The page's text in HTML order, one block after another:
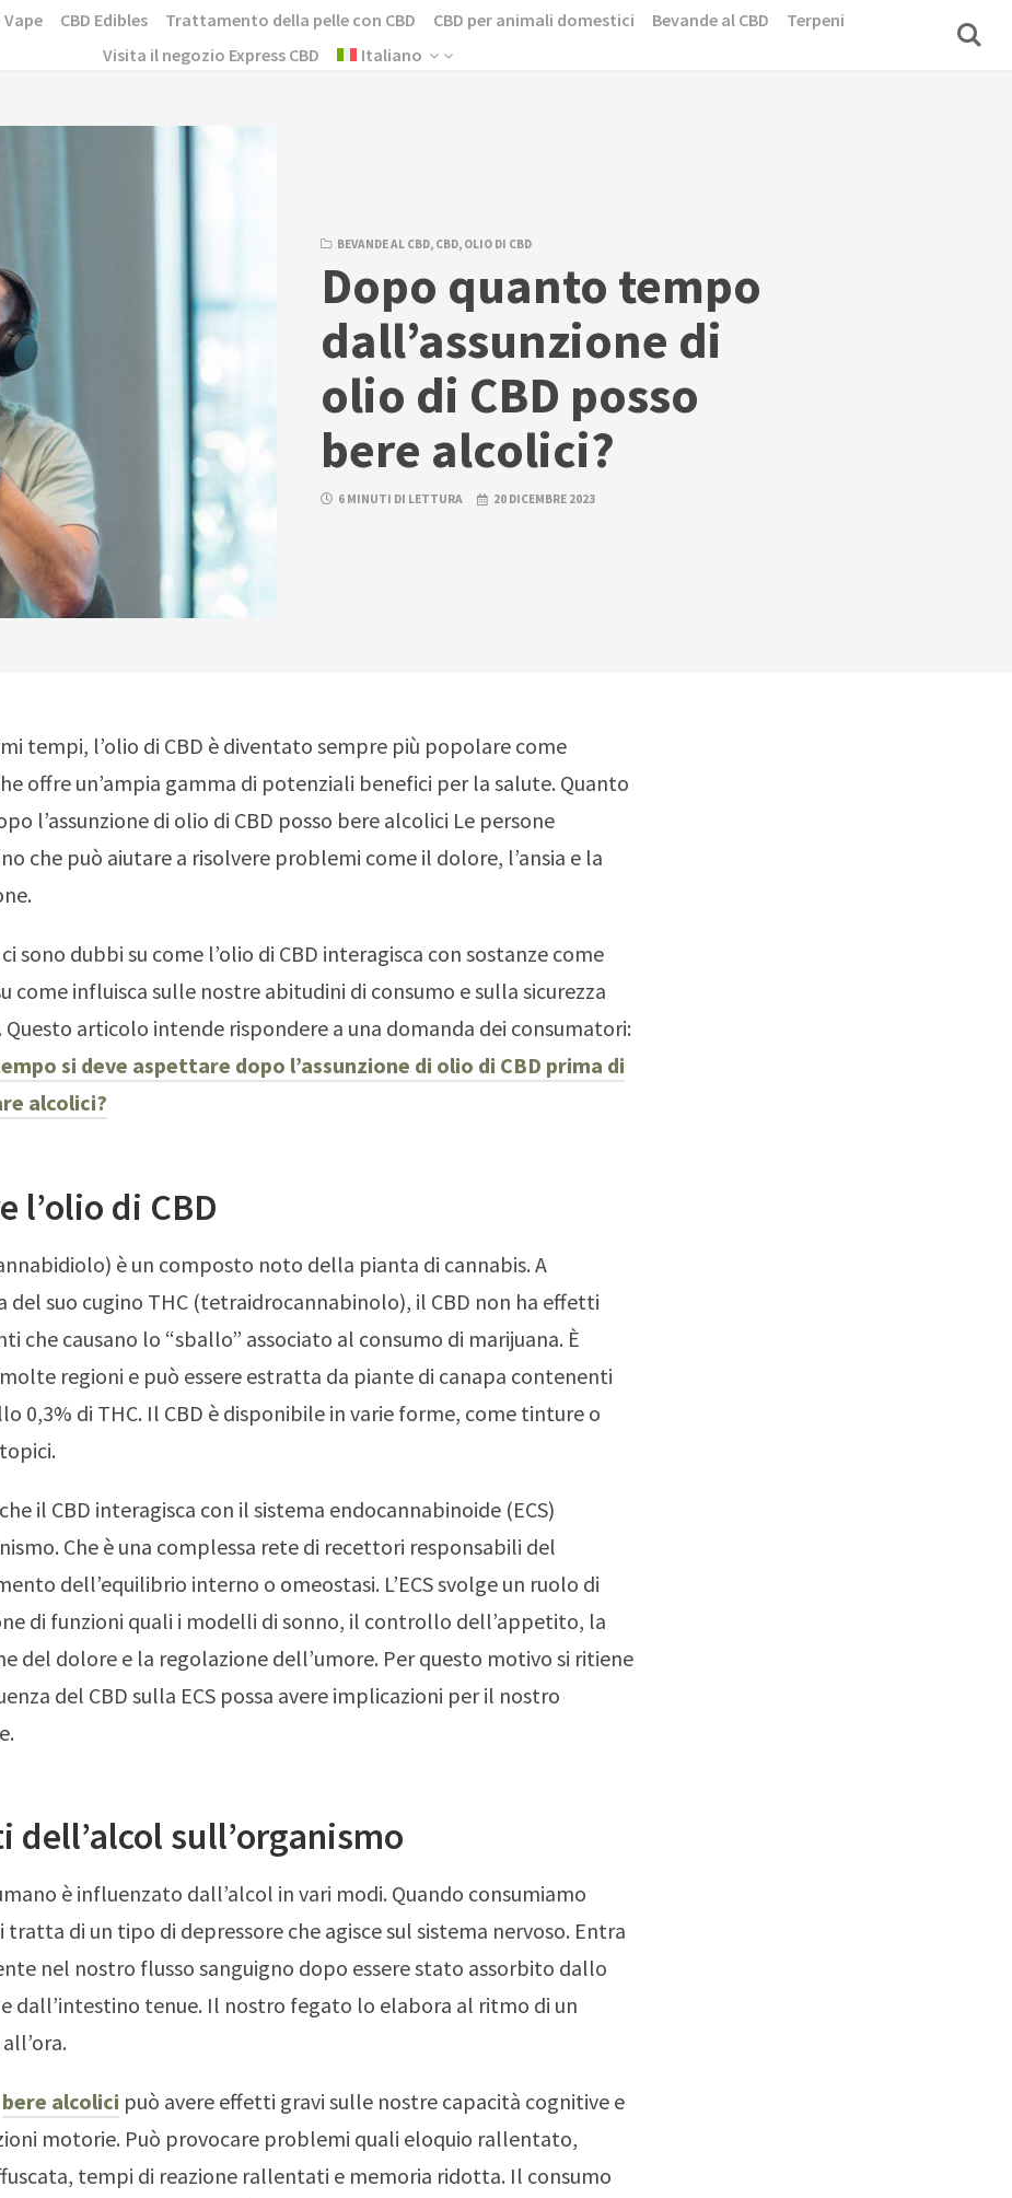
Vape CBD Edibles Trattamento della pelle con CBD CBD per animali domestici Bevande al CBD
Terpeni
Visita il negozio Express CBD
Italiano
BEVANDE AL CBD, CBD, OLIO DI CBD
Dopo quanto tempo
dall’assunzione di
olio di CBD posso
bere alcolici?
6 MINUTI DI LETTURA 20 DICEMBRE 2023
tempi, l’olio di CBD è diventato sempre più popolare come
offre un’ampia gamma di potenziali benefici per la salute. Quanto
l’assunzione di olio di CBD posso bere alcolici Le persone
che può aiutare a risolvere problemi come il dolore, l’ansia e la
sono dubbi su come l’olio di CBD interagisca con sostanze come
come influisca sulle nostre abitudini di consumo e sulla sicurezza
Questo articolo intende rispondere a una domanda dei consumatori:
si deve aspettare dopo l’assunzione di olio di CBD prima di
alcolici?
l’olio di CBD
è un composto noto della pianta di cannabis. A
del suo cugino THC (tetraidrocannabinolo), il CBD non ha effetti
che causano lo “sballo” associato al consumo di marijuana. È
regioni e può essere estratta da piante di canapa contenenti
0,3% di THC. Il CBD è disponibile in varie forme, come tinture o
il CBD interagisca con il sistema endocannabinoide (ECS)
Che è una complessa rete di recettori responsabili del
dell’equilibrio interno o omeostasi. L’ECS svolge un ruolo di
di funzioni quali i modelli di sonno, il controllo dell’appetito, la
del dolore e la regolazione dell’umore. Per questo motivo si ritiene
del CBD sulla ECS possa avere implicazioni per il nostro
dell’alcol sull’organismo
è influenzato dall’alcol in vari modi. Quando consumiamo
tratta di un tipo di depressore che agisce sul sistema nervoso. Entra
nel nostro flusso sanguigno dopo essere stato assorbito dallo
dall’intestino tenue. Il nostro fegato lo elabora al ritmo di un
bere alcolici può avere effetti gravi sulle nostre capacità cognitive e
motorie. Può provocare problemi quali eloquio rallentato,
tempi di reazione rallentati e memoria ridotta. Il consumo